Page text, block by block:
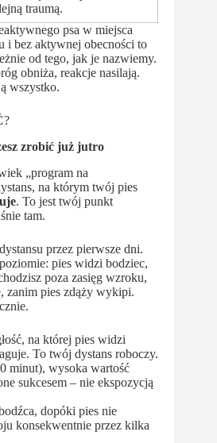
traumą.
psa w miejsca
i bez aktywnej obecności to
od tego, jak je nazwiemy.
obniża, reakcje nasilają.
wszystko.
?
zrobić już jutro
„program na
na którym twój pies
. To jest twój punkt
tam.
przez pierwsze dni.
pies widzi bodziec,
poza zasięg wzroku,
zanim pies zdąży wykipi.
na której pies widzi
To twój dystans roboczy.
minut), wysoka wartość
sukcesem – nie ekspozycją
dopóki pies nie
konsekwentnie przez kilka